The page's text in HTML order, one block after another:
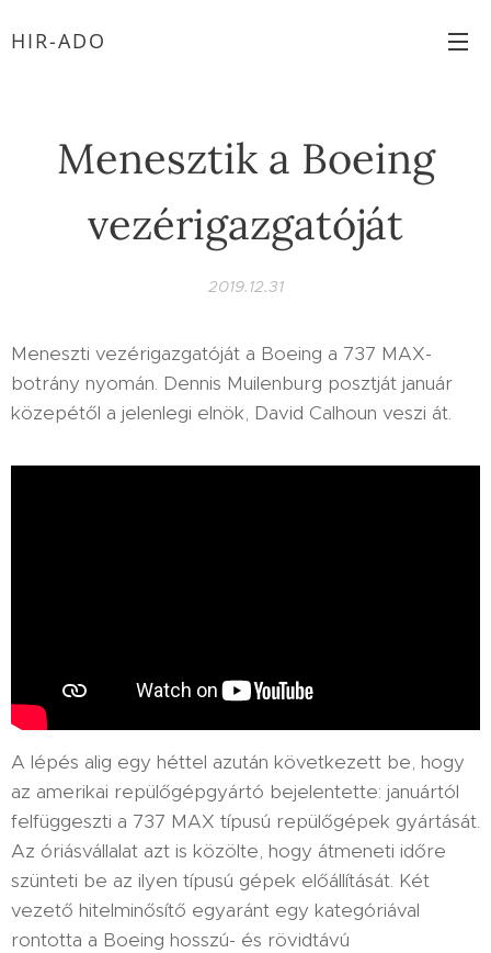
HIR-ADO
Menesztik a Boeing
vezérigazgatóját
2019.12.31
Meneszti vezérigazgatóját a Boeing a 737 MAX-
botrány nyomán. Dennis Muilenburg posztját január
közepétől a jelenlegi elnök, David Calhoun veszi át.
A lépés alig egy héttel azután következett be, hogy
az amerikai repülőgépgyártó bejelentette: januártól
felfüggeszti a 737 MAX típusú repülőgépek gyártását.
Az óriásvállalat azt is közölte, hogy átmeneti időre
szünteti be az ilyen típusú gépek előállítását. Két
vezető hitelminősítő egyaránt egy kategóriával
rontotta a Boeing hosszú- és rövidtávú